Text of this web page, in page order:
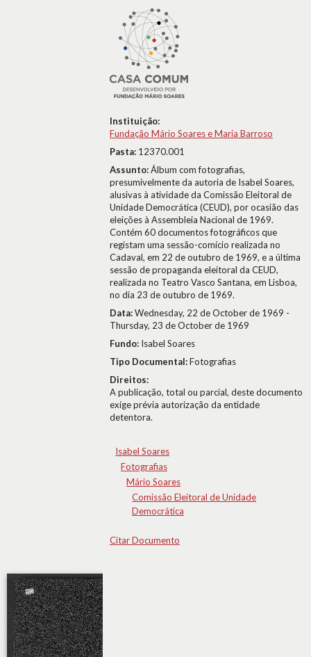
Instituição:
Fundação Mário Soares e Maria Barroso
Pasta: 12370.001
Assunto:Álbum com fotografias,
presumivelmente da autoria de Isabel Soares,
alusivas à atividade da Comissão Eleitoral de
Unidade Democrática (CEUD), por ocasião das
eleições à Assembleia Nacional de 1969.
Contém 60 documentos fotográficos que
registam uma sessão-comício realizada no
Cadaval, em 22 de outubro de 1969, e a última
sessão de propaganda eleitoral da CEUD,
realizada no Teatro Vasco Santana, em Lisboa,
no dia 23 de outubro de 1969.
Data:Wednesday, 22 de October de 1969 -
Thursday, 23 de October de 1969
Fundo: Isabel Soares
Tipo Documental:Fotografias
Direitos:
A publicação, total ou parcial, deste documento
exige prévia autorização da entidade
detentora.
Isabel Soares
Fotografias
Mário Soares
Comissão Eleitoral de Unidade
Democrática
Citar Documento